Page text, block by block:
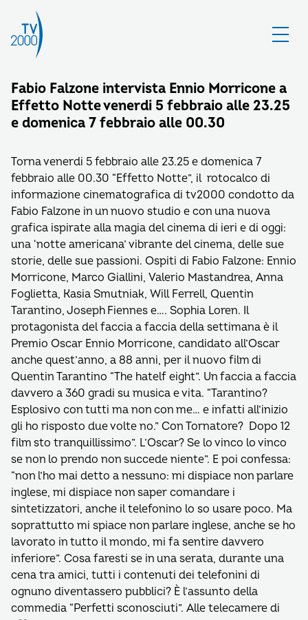
Fabio Falzone intervista Ennio Morricone a
Effetto Notte venerdi 5 febbraio alle 23.25
e domenica 7 febbraio alle 00.30
Torna venerdi 5 febbraio alle 23.25 e domenica 7
febbraio alle 00.30 “Effetto Notte”, il rotocalco di
informazione cinematografica di tv2000 condotto da
Fabio Falzone in un nuovo studio e con una nuova
grafica ispirate alla magia del cinema di ieri e di oggi:
una ‘notte americana’ vibrante del cinema, delle sue
storie, delle sue passioni. Ospiti di Fabio Falzone: Ennio
Morricone, Marco Giallini, Valerio Mastandrea, Anna
Foglietta, Kasia Smutniak, Will Ferrell, Quentin
Tarantino, Joseph Fiennes e…. Sophia Loren. Il
protagonista del faccia a faccia della settimana è il
Premio Oscar Ennio Morricone, candidato all’Oscar
anche quest’anno, a 88 anni, per il nuovo film di
Quentin Tarantino “The hatelf eight”. Un faccia a faccia
davvero a 360 gradi su musica e vita. “Tarantino?
Esplosivo con tutti ma non con me… e infatti all’inizio
gli ho risposto due volte no.” Con Tornatore? Dopo 12
film sto tranquillissimo”. L’Oscar? Se lo vinco lo vinco
se non lo prendo non succede niente”. E poi confessa:
“non l’ho mai detto a nessuno: mi dispiace non parlare
inglese, mi dispiace non saper comandare i
sintetizzatori, anche il telefonino lo so usare poco. Ma
soprattutto mi spiace non parlare inglese, anche se ho
lavorato in tutto il mondo, mi fa sentire davvero
inferiore”. Cosa faresti se in una serata, durante una
cena tra amici, tutti i contenuti dei telefonini di
ognuno diventassero pubblici? È l’assunto della
commedia “Perfetti sconosciuti”. Alle telecamere di